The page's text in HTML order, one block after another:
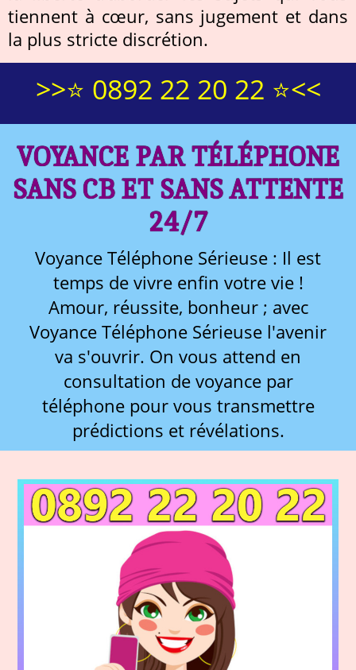
tiennent à cœur, sans jugement et dans
la plus stricte discrétion.
>>⭐ 0892 22 20 22 ⭐<<
VOYANCE PAR TÉLÉPHONE
SANS CB ET SANS ATTENTE
24/7
Voyance Téléphone Sérieuse : Il est
temps de vivre enfin votre vie !
Amour, réussite, bonheur ; avec
Voyance Téléphone Sérieuse l'avenir
va s'ouvrir. On vous attend en
consultation de voyance par
téléphone pour vous transmettre
prédictions et révélations.